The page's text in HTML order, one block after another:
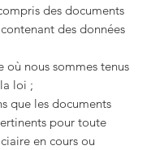
des documents
des données
où nous sommes tenus
loi ;
que les documents
pour toute
en cours ou